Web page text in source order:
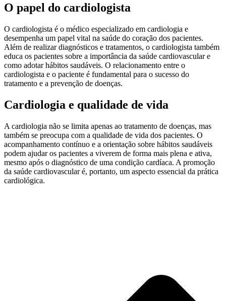
O papel do cardiologista
O cardiologista é o médico especializado em cardiologia e
desempenha um papel vital na saúde do coração dos pacientes.
Além de realizar diagnósticos e tratamentos, o cardiologista também
educa os pacientes sobre a importância da saúde cardiovascular e
como adotar hábitos saudáveis. O relacionamento entre o
cardiologista e o paciente é fundamental para o sucesso do
tratamento e a prevenção de doenças.
Cardiologia e qualidade de vida
A cardiologia não se limita apenas ao tratamento de doenças, mas
também se preocupa com a qualidade de vida dos pacientes. O
acompanhamento contínuo e a orientação sobre hábitos saudáveis
podem ajudar os pacientes a viverem de forma mais plena e ativa,
mesmo após o diagnóstico de uma condição cardíaca. A promoção
da saúde cardiovascular é, portanto, um aspecto essencial da prática
cardiológica.